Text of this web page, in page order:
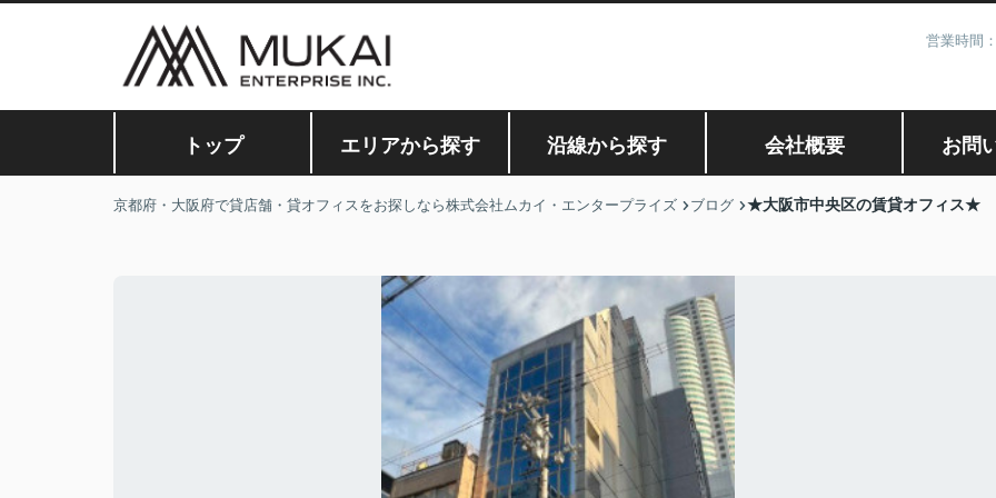
営業時間
トップ エリアから探す 沿線から探す 会社概要 お問
京都府・大阪府で貸店舗・貸オフィスをお探しなら株式会社ムカイ・エンタープライズ ブログ ★大阪市中央区の賃貸オフィス★